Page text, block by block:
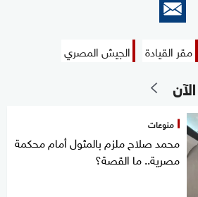
مقر القيادة الجيش المصري
منوعات
محمد صلاح ملزم بالمثول أمام محكمة
مصرية.. ما القصة؟